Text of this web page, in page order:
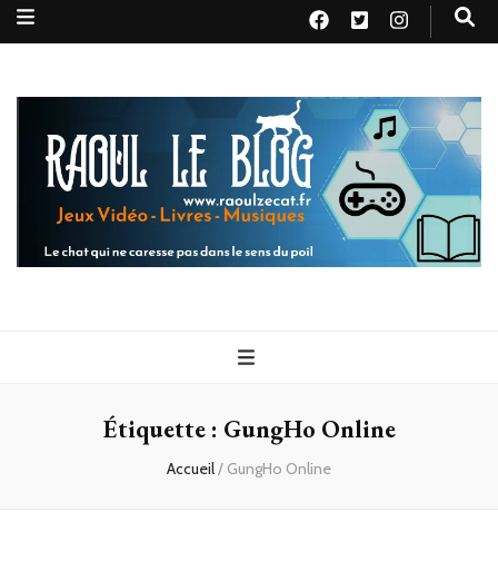
Raoul le
blog
Étiquette : GungHo Online
Accueil/ GungHo Online